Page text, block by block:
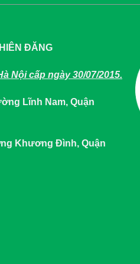
ĐĂNG
Nội cấp ngày 30/07/2015.
Lĩnh Nam, Quận
Khương Đình, Quận